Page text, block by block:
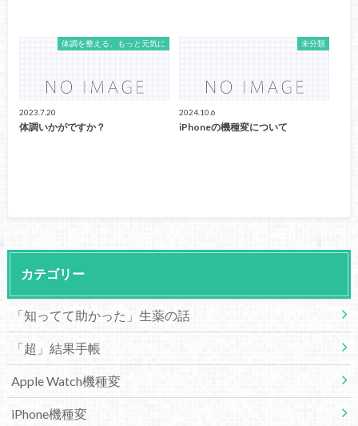
体調を整える、もっと元気に
2023.7.20
体調いかがですか？
未分類
2024.10.6
iPhoneの機種変について
カテゴリー
「知ってて助かった」生薬の話
「超」結果手帳
Apple Watch機種変
iPhone機種変